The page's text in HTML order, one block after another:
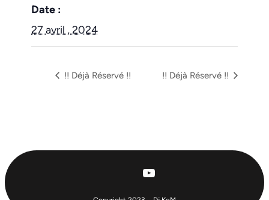
Date :
27 avril , 2024
!! Déjà Réservé !! !! Déjà Réservé !!
YouTube